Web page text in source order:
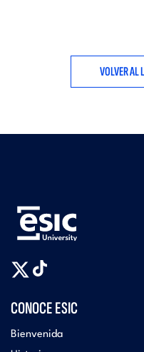
VOLVER AL
CONOCE ESIC
Bienvenida